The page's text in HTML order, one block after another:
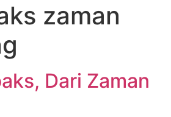
zaman
Dari Zaman